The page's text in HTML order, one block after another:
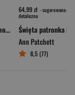
Nokturn śródziemnomorski
64,99 zł - sugerowana cena
detaliczna
Ann Patchett
8,5 (77)